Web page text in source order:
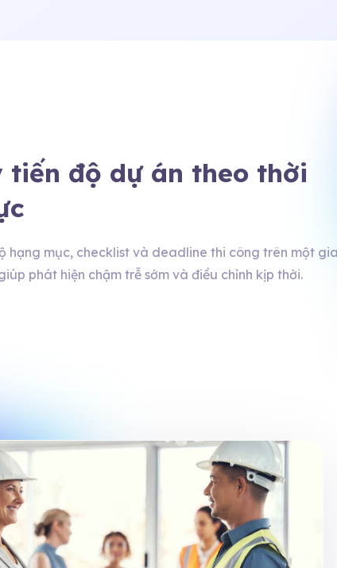
tiến độ dự án theo thời
hạng mục, checklist và deadline thi công trên một
phát hiện chậm trễ sớm và điều chỉnh kịp thời.